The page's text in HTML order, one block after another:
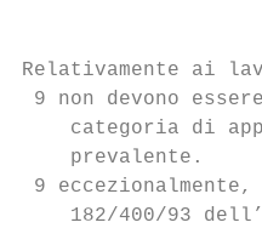
Relativamente ai
9 non devono
categoria di
    prevalente.
9
182/400/93